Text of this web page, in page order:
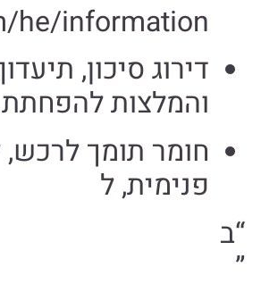
he/information
דירוג סיכון,
והמלצות להפחתת
חומר תומך
פנימית, ל
“ב
”